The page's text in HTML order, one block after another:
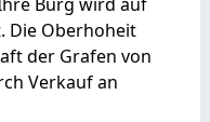
Die Oberhoheit
der Grafen von
Verkauf an